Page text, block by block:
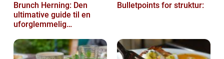
Brunch Herning: Den
ultimative guide til en
uforglemmelig
Bulletpoints for struktur: